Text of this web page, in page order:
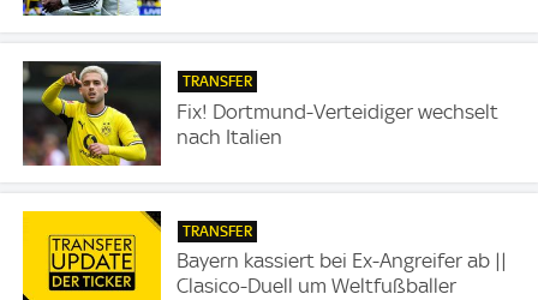
TRANSFER
Fix! Dortmund-Verteidiger wechselt
nach Italien
TRANSFER
Bayern kassiert bei Ex-Angreifer ab ||
Clasico-Duell um Weltfußballer